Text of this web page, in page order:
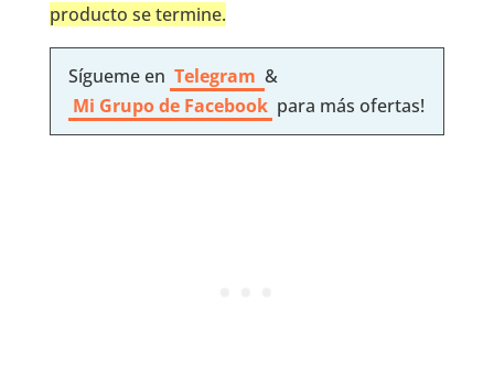
producto se termine.
Sígueme en Telegram &
Mi Grupo de Facebook para más ofertas!